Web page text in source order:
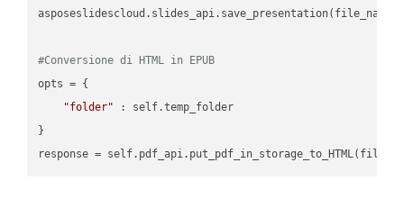
#Conversione di HTML in EPUB
opts = {
"folder" : self.temp_folder
}